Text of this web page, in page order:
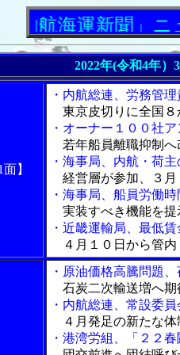
海運新聞」ニュ
2022年(令和4年
】
・内航総連、労務管
東京皮切りに全国８
・オーナー１００社
若年船員離職抑制へ
・海事局、内航・荷
経営層が参加、３月
・海事局、船員労働
実装すべき機能を提
・近畿運輸局、最低
４月１０日から管内
・原油価格高騰問題
石炭二次輸送増へ期
・内航総連、常設委
４月発足の新たな体
・港湾労組、「２２